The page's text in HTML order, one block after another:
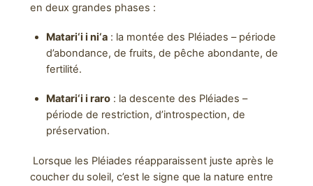
en deux grandes phases :
Matari‘i i ni‘a: la montée des Pléiades – période
d’abondance, de fruits, de pêche abondante, de
fertilité.
Matari‘i i raro: la descente des Pléiades –
période de restriction, d’introspection, de
préservation.
Lorsque les Pléiades réapparaissent juste après le
coucher du soleil, c’est le signe que la nature entre